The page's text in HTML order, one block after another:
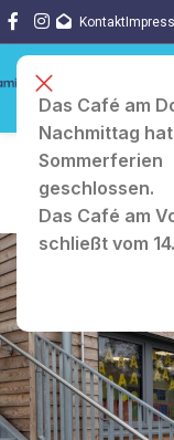
Das Café am
Nachmittag
Sommerferien
geschlossen.
Das Café am
schließt vom
Kontakt